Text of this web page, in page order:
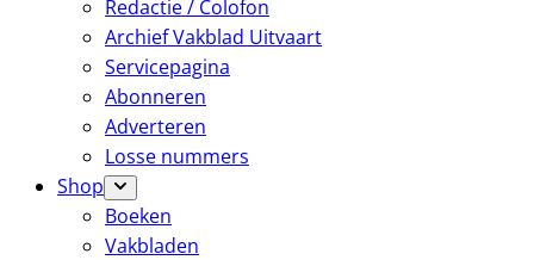
Redactie / Colofon
Archief Vakblad Uitvaart
Servicepagina
Abonneren
Adverteren
Losse nummers
Shop
Boeken
Vakbladen